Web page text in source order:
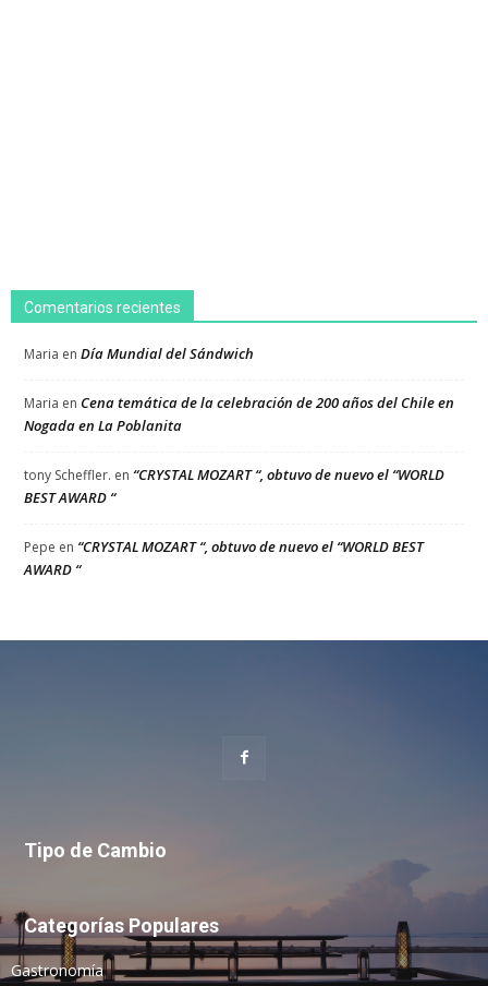
Comentarios recientes
Maria en Día Mundial del Sándwich
Maria en Cena temática de la celebración de 200 años del Chile en
Nogada en La Poblanita
tony Scheffler. en “CRYSTAL MOZART “, obtuvo de nuevo el “WORLD
BEST AWARD “
Pepe en “CRYSTAL MOZART “, obtuvo de nuevo el “WORLD BEST
AWARD “
Tipo de Cambio
Categorías Populares
Gastronomía